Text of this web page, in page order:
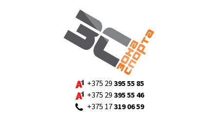
+375 29 395 55 85
+375 29 395 55 46
+375 17319 06 59